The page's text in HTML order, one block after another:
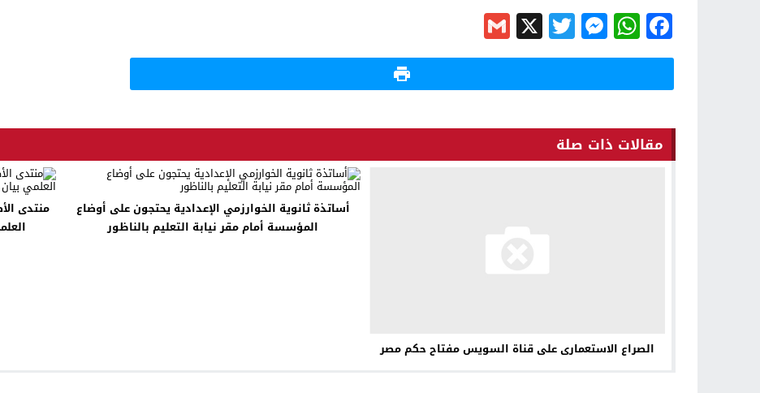
Facebook
WhatsApp
Messenger
Twitter
X
Gmail
مقالات ذات صلة
الصراع الاستعمارى على قناة السويس مفتاح حكم مصر
أساتذة ثانوية الخوارزمي الإعدادية يحتجون على أوضاع
المؤسسة أمام مقر نيابة التعليم بالناظور
منتدى
العلمي بيان إلى الرأي